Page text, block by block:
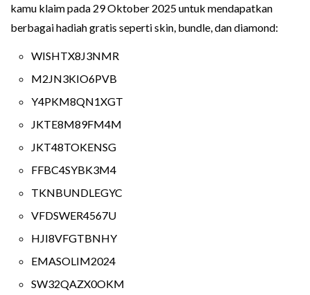
kamu klaim pada 29 Oktober 2025 untuk mendapatkan
berbagai hadiah gratis seperti skin, bundle, dan diamond:
WISHTX8J3NMR
M2JN3KIO6PVB
Y4PKM8QN1XGT
JKTE8M89FM4M
JKT48TOKENSG
FFBC4SYBK3M4
TKNBUNDLEGYC
VFDSWER4567U
HJI8VFGTBNHY
EMASOLIM2024
SW32QAZX0OKM